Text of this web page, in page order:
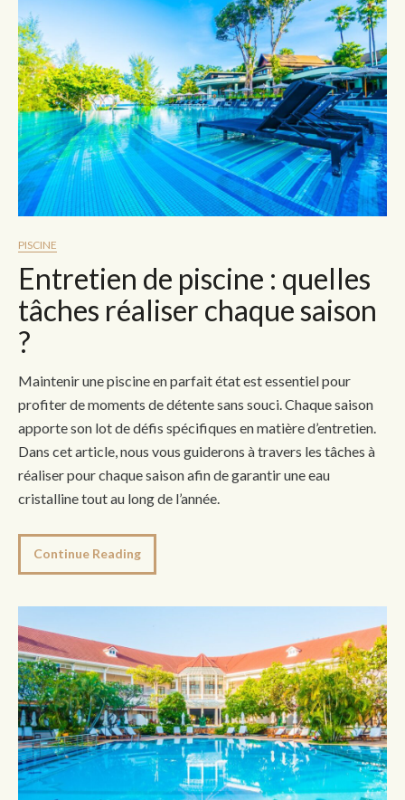
PISCINE
Entretien de piscine : quelles
tâches réaliser chaque saison
?
Maintenir une piscine en parfait état est essentiel pour
profiter de moments de détente sans souci. Chaque saison
apporte son lot de défis spécifiques en matière d’entretien.
Dans cet article, nous vous guiderons à travers les tâches à
réaliser pour chaque saison afin de garantir une eau
cristalline tout au long de l’année.
Continue Reading